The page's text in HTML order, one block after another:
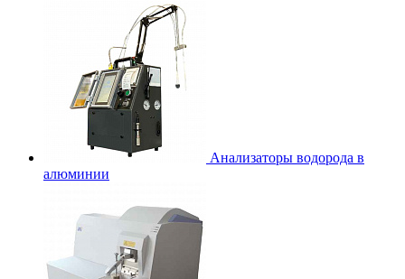
Анализаторы водорода в
алюминии